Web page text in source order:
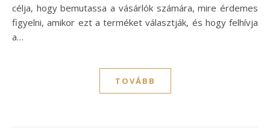
célja, hogy bemutassa a vásárlók számára, mire érdemes
figyelni, amikor ezt a terméket választják, és hogy felhívja
a…
TOVÁBB